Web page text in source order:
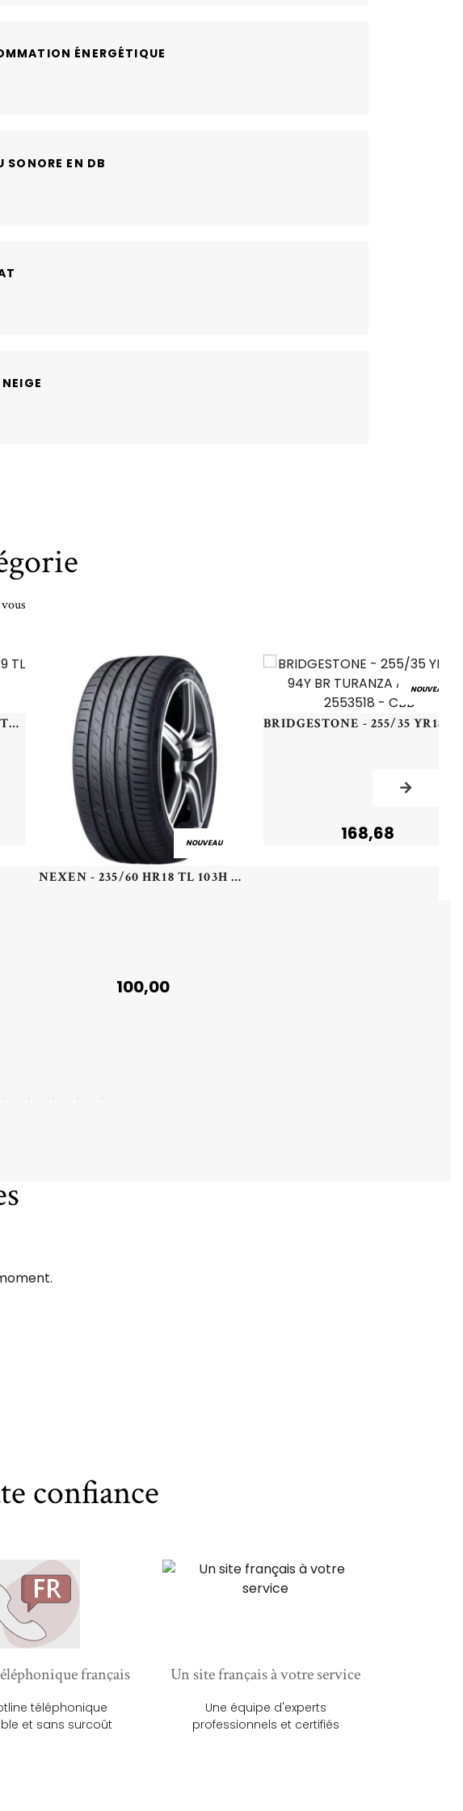
ÉNERGÉTIQUE
SONORE EN DB
BRIDGESTONE - 225/55 VR19 TL 103V BR TURANZA AS 6 XL - 2255519 -
NOUVEAU
NEXEN - 235/60 HR18 TL 103H NEXEN N'FERA SPORT SUV - 2356018 - CAB
100,00
NOUVEAU
168,68
confiance
français
téléphonique
et sans surcoût
Un site français à votre service
Une équipe d'experts
professionnels et certifiés